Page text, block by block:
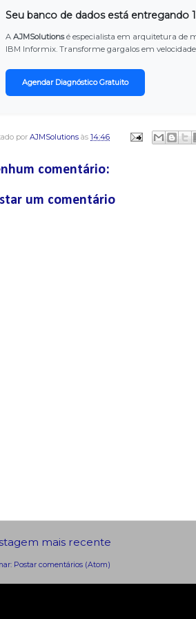
Seu banco de dados está entregando
A AJMSolutionsé especialista em arquitetura de
IBM Informix. Transforme gargalos em velocidade.
Agendar Diagnóstico Gratuito
por AJMSolutions às 14:46
comentário:
um comentário
mais recente
Postar comentários (Atom)